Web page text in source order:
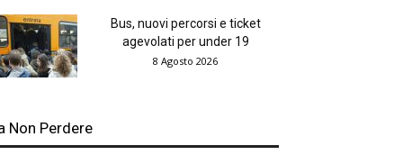
Bus, nuovi percorsi e ticket
agevolati per under 19
8 Agosto 2026
Non Perdere